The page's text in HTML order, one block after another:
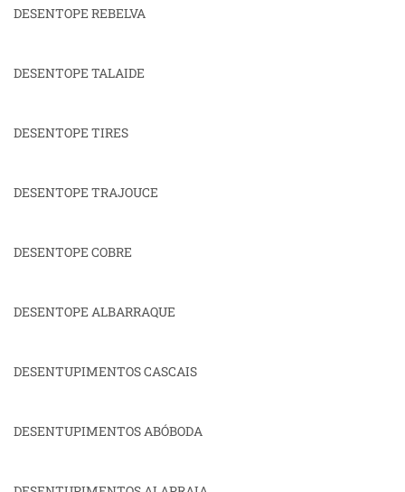
DESENTOPE REBELVA
DESENTOPE TALAIDE
DESENTOPE TIRES
DESENTOPE TRAJOUCE
DESENTOPE COBRE
DESENTOPE ALBARRAQUE
DESENTUPIMENTOS CASCAIS
DESENTUPIMENTOS ABÓBODA